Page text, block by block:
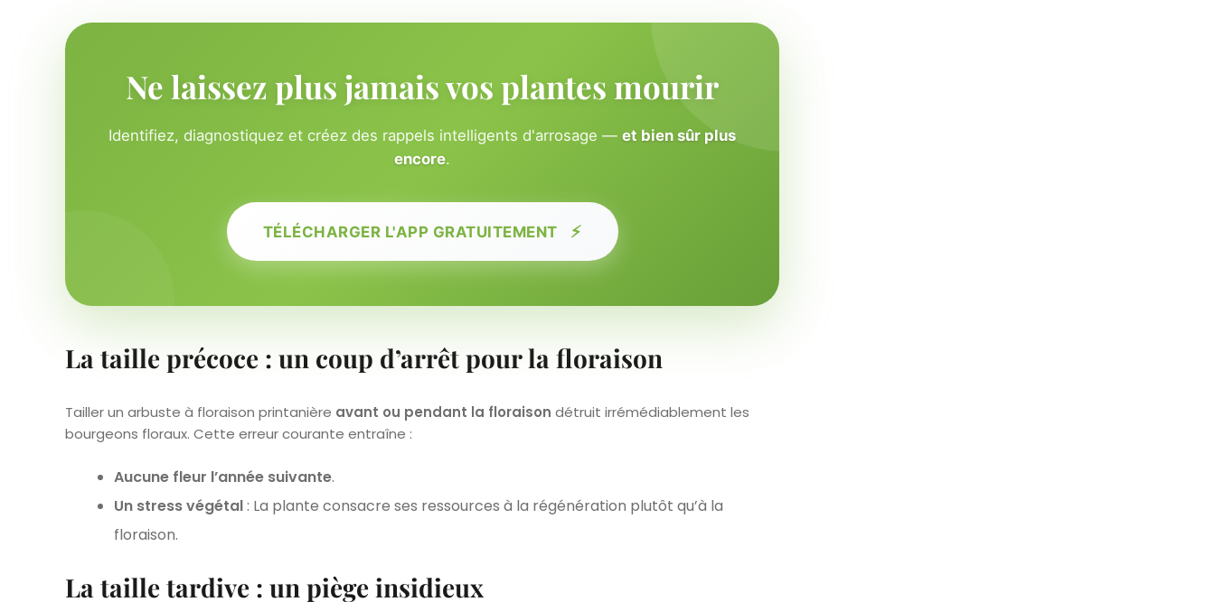
Ne laissez plus jamais vos plantes mourir
Identifiez, diagnostiquez et créez des rappels intelligents d'arrosage — et bien sûr plus
encore.
TÉLÉCHARGER L'APP GRATUITEMENT ⚡
La taille précoce : un coup d’arrêt pour la floraison
Tailler un arbuste à floraison printanière avant ou pendant la floraison détruit irrémédiablement les
bourgeons floraux. Cette erreur courante entraîne :
Aucune fleur l’année suivante.
Un stress végétal : La plante consacre ses ressources à la régénération plutôt qu’à la
floraison.
La taille tardive : un piège insidieux